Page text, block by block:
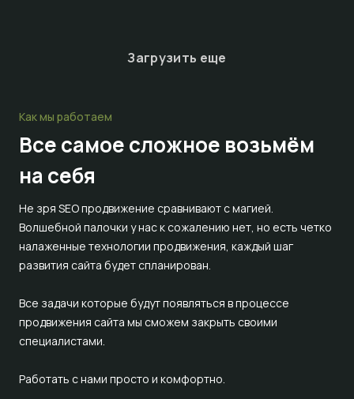
Загрузить еще
Как мы работаем
Все самое сложное возьмём
на себя
Не зря SEO продвижение сравнивают с магией.
Волшебной палочки у нас к сожалению нет, но есть четко
налаженные технологии продвижения, каждый шаг
развития сайта будет спланирован.
Все задачи которые будут появляться в процессе
продвижения сайта мы сможем закрыть своими
специалистами.
Работать с нами просто и комфортно.